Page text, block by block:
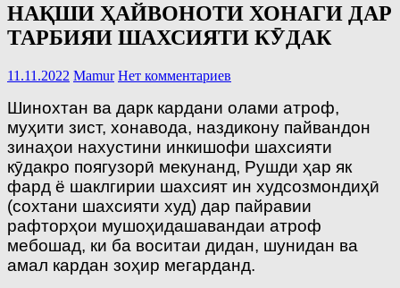
НАҚШИ ҲАЙВОНОТИ ХОНАГИ ДАР
ТАРБИЯИ ШАХСИЯТИ КӮДАК
11.11.2022 Mamur Нет комментариев
Шинохтан ва дарк кардани олами атроф,
муҳити зист, хонавода, наздикону пайвандон
зинаҳои нахустини инкишофи шахсияти
кӯдакро поягузорӣ мекунанд, Рушди ҳар як
фард ё шаклгирии шахсият ин худсозмондиҳӣ
(сохтани шахсияти худ) дар пайравии
рафторҳои мушоҳидашавандаи атроф
мебошад, ки ба воситаи дидан, шунидан ва
амал кардан зоҳир мегарданд.